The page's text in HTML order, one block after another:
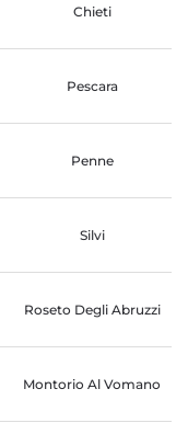
Chieti
Pescara
Penne
Silvi
Roseto Degli Abruzzi
Montorio Al Vomano